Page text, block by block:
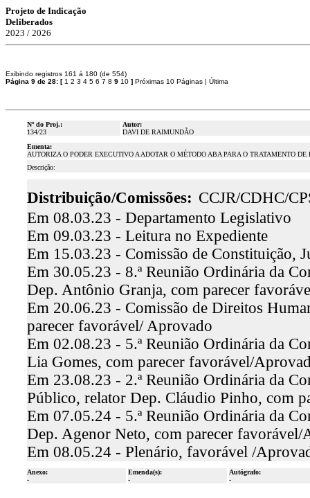
Projeto de Indicação
Deliberados
2023 / 2026
Exibindo registros 161 á 180 (de 554)
Página 9 de 28: [ 1 2 3 4 5 6 7 8 9 10 ] Próximas 10 Páginas | Última
Nº do Proj.:
134/23
Autor:
DAVI DE RAIMUNDÃO
Ementa:
AUTORIZA O PODER EXECUTIVO A ADOTAR O MÉTODO ABA PARA O TRATAMENTO
Descrição:
Distribuição/Comissões: CCJR/CDHC/
Em 08.03.23 - Departamento Legislativo
Em 09.03.23 - Leitura no Expediente
Em 15.03.23 - Comissão de Constituição,
Em 30.05.23 - 8.ª Reunião Ordinária da
Dep. Antônio Granja, com parecer
Em 20.06.23 - Comissão de Direitos
parecer favorável/ Aprovado
Em 02.08.23 - 5.ª Reunião Ordinária da
Lia Gomes, com parecer favorável/
Em 23.08.23 - 2.ª Reunião Ordinária da
Público, relator Dep. Cláudio Pinho, com
Em 07.05.24 - 5.ª Reunião Ordinária da
Dep. Agenor Neto, com parecer favorável/
Em 08.05.24 - Plenário, favorável /
Anexo:
-
Emenda(s):
-
Autógrafo:
-